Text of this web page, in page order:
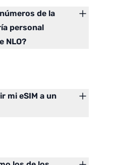
de la
personal
NLO?
mi eSIM a un